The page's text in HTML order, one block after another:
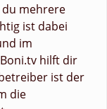
du mehrere
ist dabei
im
hilft dir
ist der
die